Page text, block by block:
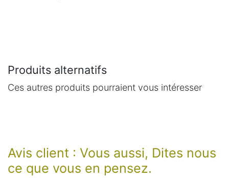
Produits alternatifs
Ces autres produits pourraient vous intéresser
Avis client : Vous aussi, Dites nous
ce que vous en pensez.